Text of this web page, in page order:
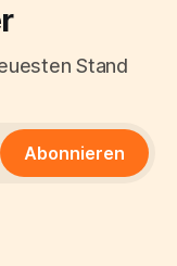
Stand
Abonnieren